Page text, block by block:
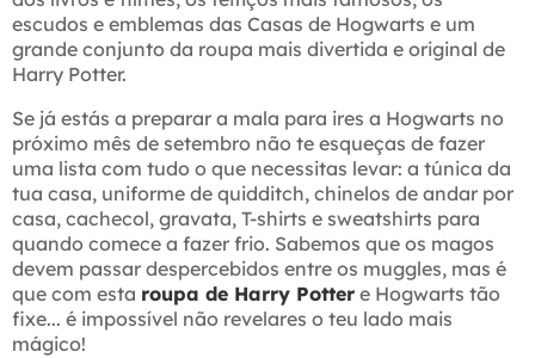
escudos e emblemas das Casas de Hogwarts e um
grande conjunto da roupa mais divertida e original de
Harry Potter.
Se já estás a preparar a mala para ires a Hogwarts no
próximo mês de setembro não te esqueças de fazer
uma lista com tudo o que necessitas levar: a túnica da
tua casa, uniforme de quidditch, chinelos de andar por
casa, cachecol, gravata, T-shirts e sweatshirts para
quando comece a fazer frio. Sabemos que os magos
devem passar despercebidos entre os muggles, mas é
que com esta roupa de Harry Potter e Hogwarts tão
fixe... é impossível não revelares o teu lado mais
mágico!